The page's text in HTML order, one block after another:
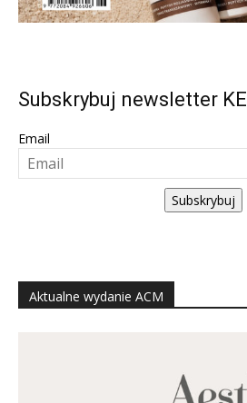
Subskrybuj newsletter KE
Email
Subskrybuj
Aktualne wydanie ACM